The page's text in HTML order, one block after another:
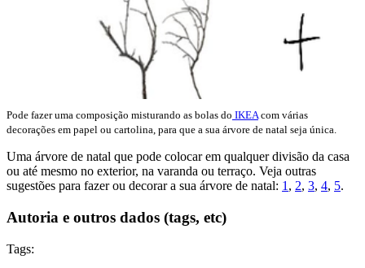
Pode fazer uma composição misturando as bolas do IKEAcom várias
decorações em papel ou cartolina, para que a sua árvore de natal seja única.
Uma árvore de natal que pode colocar em qualquer divisão da casa
ou até mesmo no exterior, na varanda ou terraço. Veja outras
sugestões para fazer ou decorar a sua árvore de natal: 1 , 2, 3, 4, 5.
Autoria e outros dados (tags, etc)
Tags: